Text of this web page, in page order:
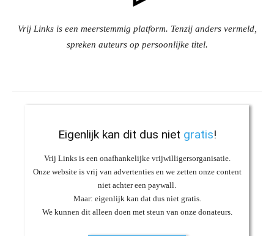
Vrij Links is een meerstemmig platform. Tenzij anders vermeld,
spreken auteurs op persoonlijke titel.
Eigenlijk kan dit dus niet gratis!
Vrij Links is een onafhankelijke vrijwilligersorganisatie.
Onze website is vrij van advertenties en we zetten onze content
niet achter een paywall.
Maar: eigenlijk kan dat dus niet gratis.
We kunnen dit alleen doen met steun van onze donateurs.